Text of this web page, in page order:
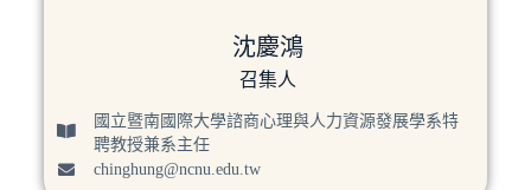
沈慶鴻
召集人
國立暨南國際大學諮商心理與人力資源發展學系特
聘教授兼系主任
chinghung@ncnu.edu.tw